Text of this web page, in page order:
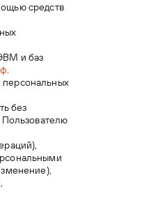
средств
и баз
.
персональных
без